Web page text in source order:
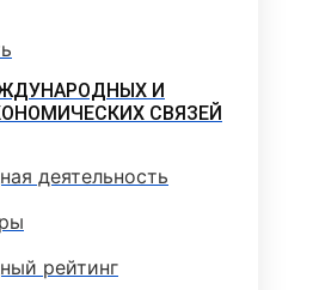
И
СВЯЗЕЙ
деятельность
рейтинг